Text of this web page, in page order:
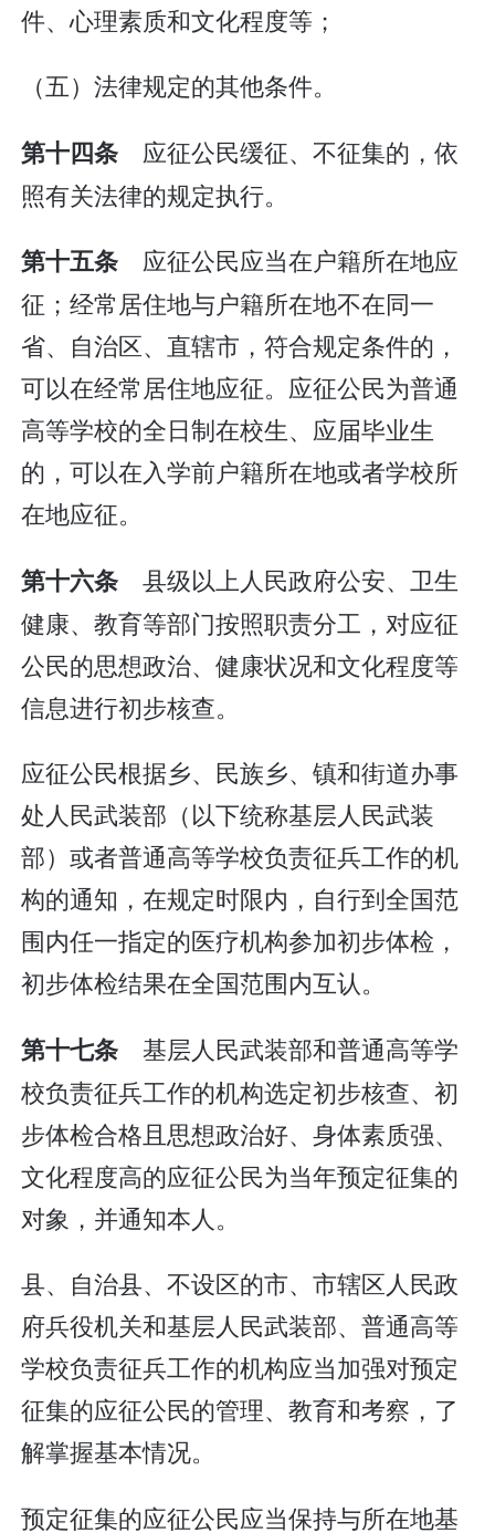
件、心理素质和文化程度等；
（五）法律规定的其他条件。
第十四条 应征公民缓征、不征集的，依
照有关法律的规定执行。
第十五条 应征公民应当在户籍所在地应
征；经常居住地与户籍所在地不在同一
省、自治区、直辖市，符合规定条件的，
可以在经常居住地应征。应征公民为普通
高等学校的全日制在校生、应届毕业生
的，可以在入学前户籍所在地或者学校所
在地应征。
第十六条 县级以上人民政府公安、卫生
健康、教育等部门按照职责分工，对应征
公民的思想政治、健康状况和文化程度等
信息进行初步核查。
应征公民根据乡、民族乡、镇和街道办事
处人民武装部（以下统称基层人民武装
部）或者普通高等学校负责征兵工作的机
构的通知，在规定时限内，自行到全国范
围内任一指定的医疗机构参加初步体检，
初步体检结果在全国范围内互认。
第十七条 基层人民武装部和普通高等学
校负责征兵工作的机构选定初步核查、初
步体检合格且思想政治好、身体素质强、
文化程度高的应征公民为当年预定征集的
对象，并通知本人。
县、自治县、不设区的市、市辖区人民政
府兵役机关和基层人民武装部、普通高等
学校负责征兵工作的机构应当加强对预定
征集的应征公民的管理、教育和考察，了
解掌握基本情况。
预定征集的应征公民应当保持与所在地基